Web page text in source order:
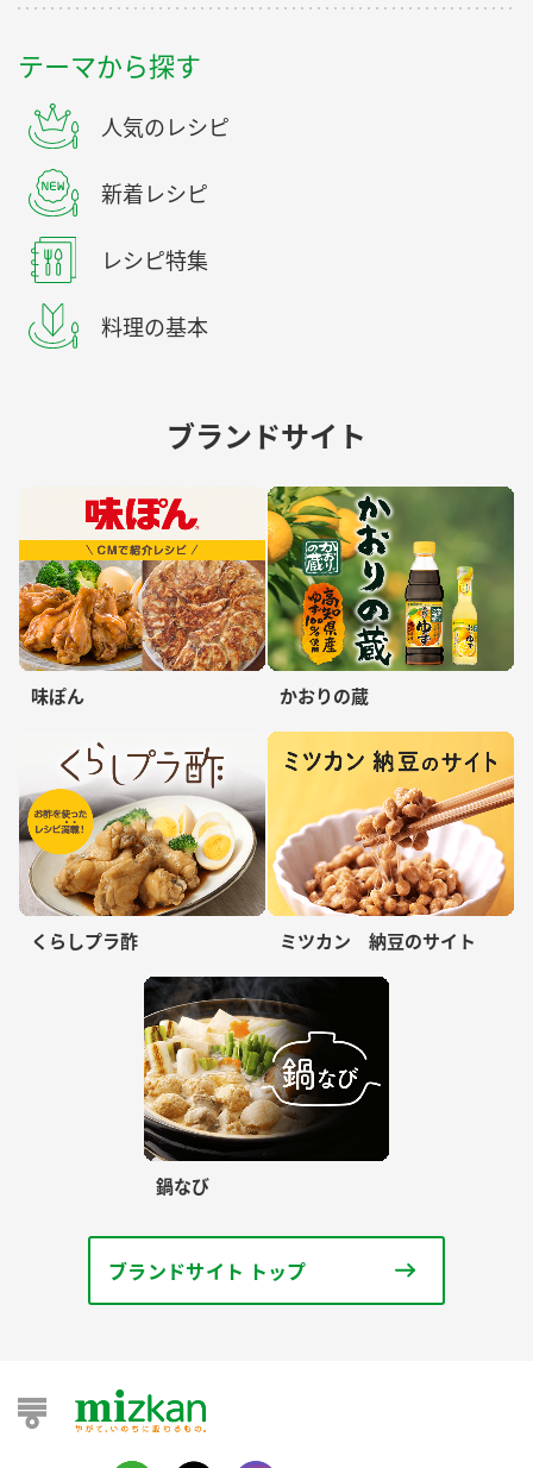
テーマから探す
人気のレシピ
新着レシピ
レシピ特集
料理の基本
ブランドサイト
味ぽん かおりの蔵
くらしプラ酢 ミツカン 納豆のサイト
鍋なび
ブランドサイト トップ